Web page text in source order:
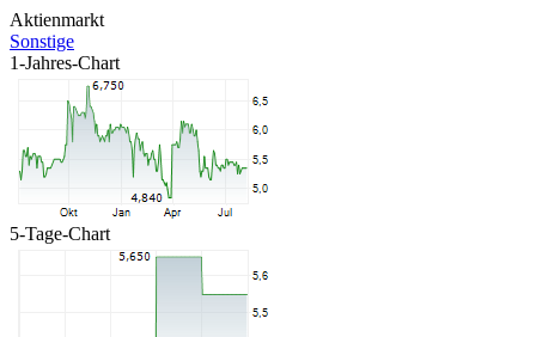
Aktienmarkt
Sonstige
1-Jahres-Chart
5-Tage-Chart